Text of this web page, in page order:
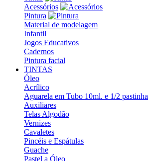
Acessórios
Pintura
Material de modelagem
Infantil
Jogos Educativos
Cadernos
Pintura facial
TINTAS
Óleo
Acrílico
Aguarela em Tubo 10ml. e 1/2 pastinha
Auxiliares
Telas Algodão
Vernizes
Cavaletes
Pincéis e Espátulas
Guache
Pastel a Óleo